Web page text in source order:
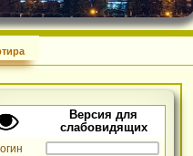
Квартира
Версия для
слабовидящих